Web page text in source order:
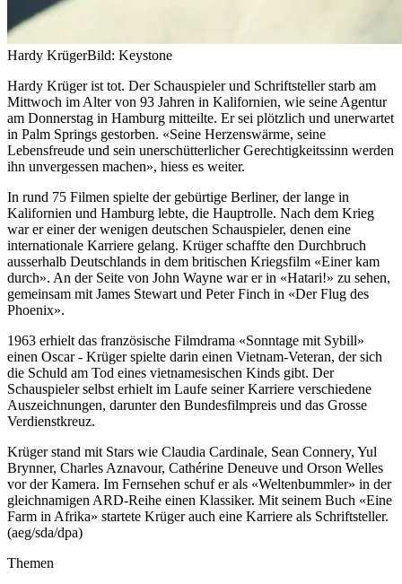
Hardy KrügerBild: Keystone
Hardy Krüger ist tot. Der Schauspieler und Schriftsteller starb am
Mittwoch im Alter von 93 Jahren in Kalifornien, wie seine Agentur
am Donnerstag in Hamburg mitteilte. Er sei plötzlich und unerwartet
in Palm Springs gestorben. «Seine Herzenswärme, seine
Lebensfreude und sein unerschütterlicher Gerechtigkeitssinn werden
ihn unvergessen machen», hiess es weiter.
In rund 75 Filmen spielte der gebürtige Berliner, der lange in
Kalifornien und Hamburg lebte, die Hauptrolle. Nach dem Krieg
war er einer der wenigen deutschen Schauspieler, denen eine
internationale Karriere gelang. Krüger schaffte den Durchbruch
ausserhalb Deutschlands in dem britischen Kriegsfilm «Einer kam
durch». An der Seite von John Wayne war er in «Hatari!» zu sehen,
gemeinsam mit James Stewart und Peter Finch in «Der Flug des
Phoenix».
1963 erhielt das französische Filmdrama «Sonntage mit Sybill»
einen Oscar - Krüger spielte darin einen Vietnam-Veteran, der sich
die Schuld am Tod eines vietnamesischen Kinds gibt. Der
Schauspieler selbst erhielt im Laufe seiner Karriere verschiedene
Auszeichnungen, darunter den Bundesfilmpreis und das Grosse
Verdienstkreuz.
Krüger stand mit Stars wie Claudia Cardinale, Sean Connery, Yul
Brynner, Charles Aznavour, Cathérine Deneuve und Orson Welles
vor der Kamera. Im Fernsehen schuf er als «Weltenbummler» in der
gleichnamigen ARD-Reihe einen Klassiker. Mit seinem Buch «Eine
Farm in Afrika» startete Krüger auch eine Karriere als Schriftsteller.
(aeg/sda/dpa)
Themen